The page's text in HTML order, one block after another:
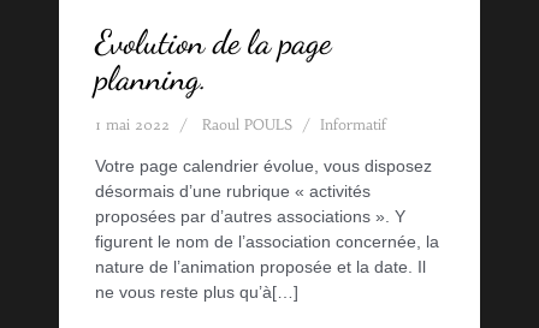
Evolution de la page
planning.
1 mai 2022 Raoul POULS Informatif
Votre page calendrier évolue, vous disposez
désormais d’une rubrique « activités
proposées par d’autres associations ». Y
figurent le nom de l’association concernée, la
nature de l’animation proposée et la date. Il
ne vous reste plus qu’à[…]